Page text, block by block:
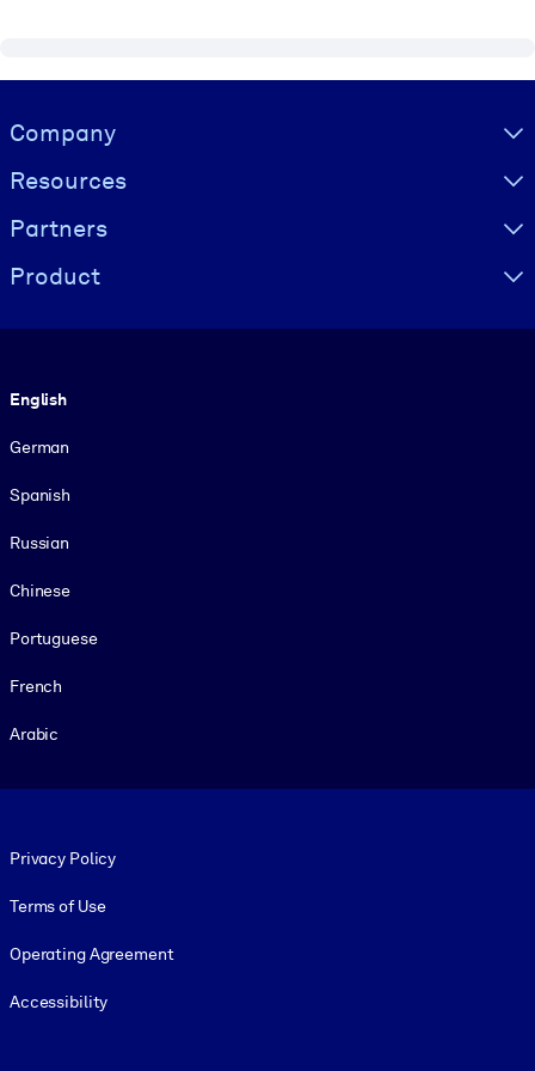
Visually hidden Text
Company
Resources
Partners
Product
English
German
Spanish
Russian
Chinese
Portuguese
French
Arabic
Privacy Policy
Terms of Use
Operating Agreement
Accessibility